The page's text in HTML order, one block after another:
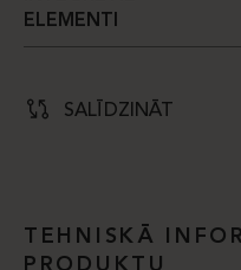
ELEMENTI
SALĪDZINĀT
TEHNISKĀ